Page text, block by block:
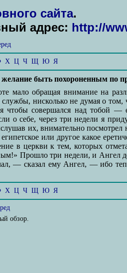
сайта.
адрес: http://
Х Ц Ч Щ Ю Я
быть похороненным по
мало обращая внимание на
нисколько не думая о
совершался над тобой —
о себе, через три недели я
их, внимательно посмотрел
или другое какое
в церкви к тем, которых
Прошло три недели, и Ангел
— сказал ему Ангел, — ибо
Х Ц Ч Щ Ю Я
обзор.